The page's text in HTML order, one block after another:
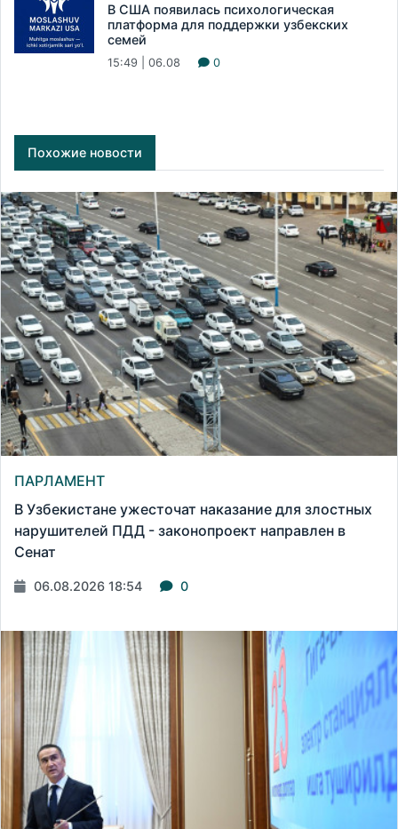
В США появилась психологическая
платформа для поддержки узбекских
семей
15:49 | 06.08 0
Похожие новости
ПАРЛАМЕНТ
В Узбекистане ужесточат наказание для злостных
нарушителей ПДД - законопроект направлен в
Сенат
06.08.2026 18:54 0